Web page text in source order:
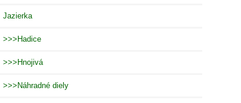
Jazierka
>>>Hadice
>>>Hnojivá
>>>Náhradné diely